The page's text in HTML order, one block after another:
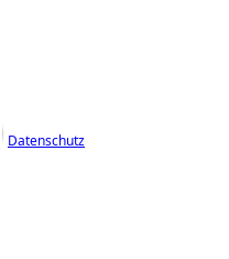
Datenschutz